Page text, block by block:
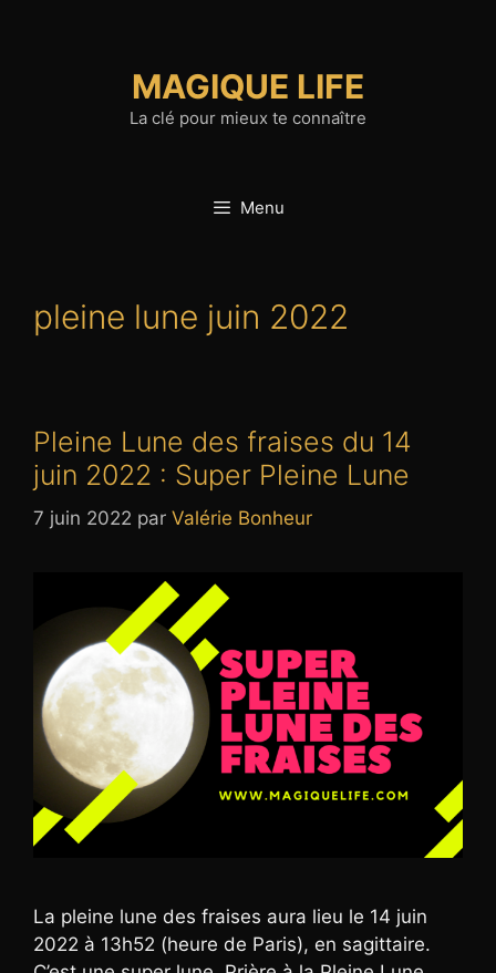
MAGIQUE LIFE
La clé pour mieux te connaître
Menu
pleine lune juin 2022
Pleine Lune des fraises du 14
juin 2022 : Super Pleine Lune
7 juin 2022 par Valérie Bonheur
La pleine lune des fraises aura lieu le 14 juin
2022 à 13h52 (heure de Paris), en sagittaire.